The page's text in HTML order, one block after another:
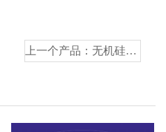
上一个产品： 无机硅酸锌底漆